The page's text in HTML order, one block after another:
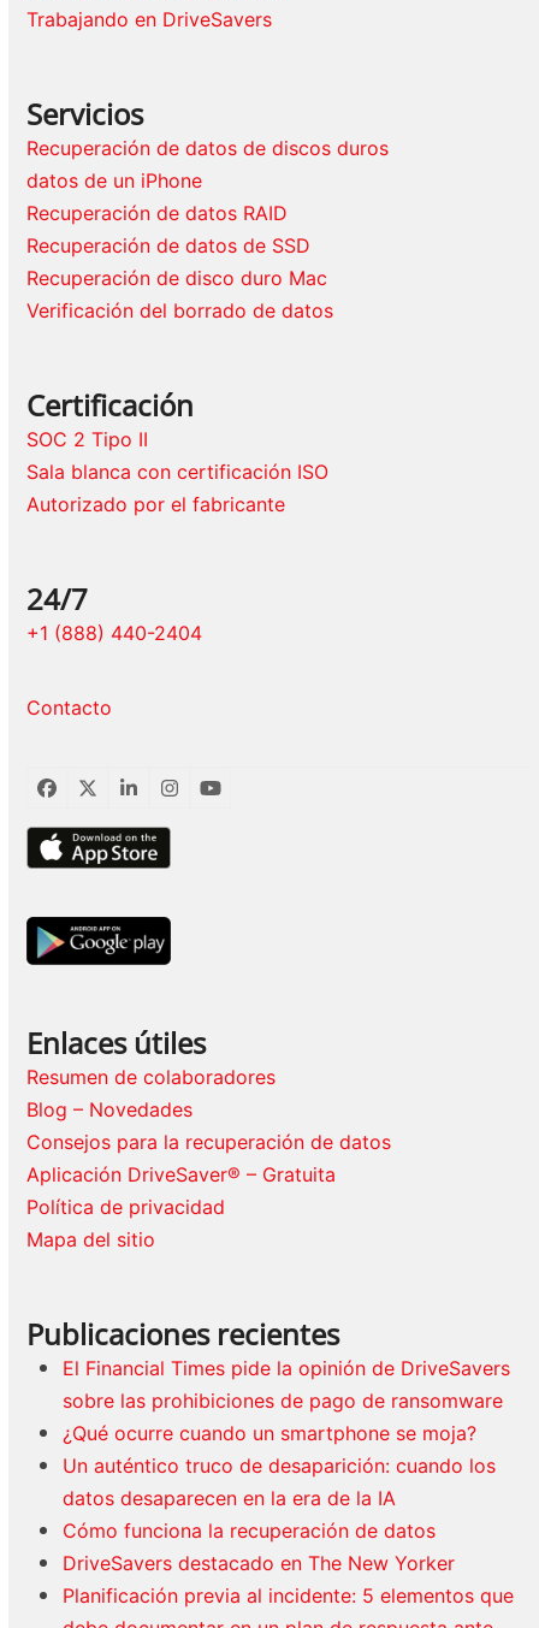
Trabajando en DriveSavers
Servicios
Recuperación de datos de discos duros
datos de un iPhone
Recuperación de datos RAID
Recuperación de datos de SSD
Recuperación de disco duro Mac
Verificación del borrado de datos
Certificación
SOC 2 Tipo II
Sala blanca con certificación ISO
Autorizado por el fabricante
24/7
+1 (888) 440-2404
Contacto
Facebook
TwitterLinkedInInstagram
YouTube
Enlaces útiles
Resumen de colaboradores
Blog – Novedades
Consejos para la recuperación de datos
Aplicación DriveSaver® – Gratuita
Política de privacidad
Mapa del sitio
Publicaciones recientes
El Financial Times pide la opinión de DriveSavers
sobre las prohibiciones de pago de ransomware
¿Qué ocurre cuando un smartphone se moja?
Un auténtico truco de desaparición: cuando los
datos desaparecen en la era de la IA
Cómo funciona la recuperación de datos
DriveSavers destacado en The New Yorker
Planificación previa al incidente: 5 elementos que